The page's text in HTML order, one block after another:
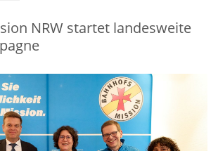
NRW startet landesweite